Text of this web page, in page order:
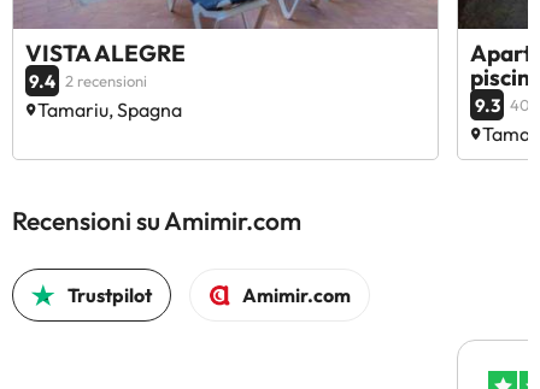
VISTA ALEGRE
9.4 2 recensioni
Tamariu, Spagna 9.3 40
Recensioni su Amimir.com
Trustpilot Amimir.com